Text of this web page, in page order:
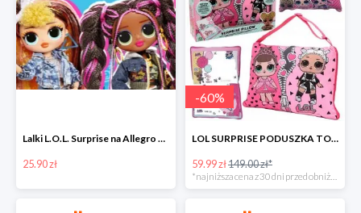
Lalki L.O.L. Surprise na Allegro w super cenach od 25,90 zł
25.90 zł
-60%
LOL SURPRISE PODUSZKA TOREBKA SEKRETNY SCHOWEK MP3 -59%
59.99 zł149.00 zł*
*najniższa cena z 30 dni przed obniżką